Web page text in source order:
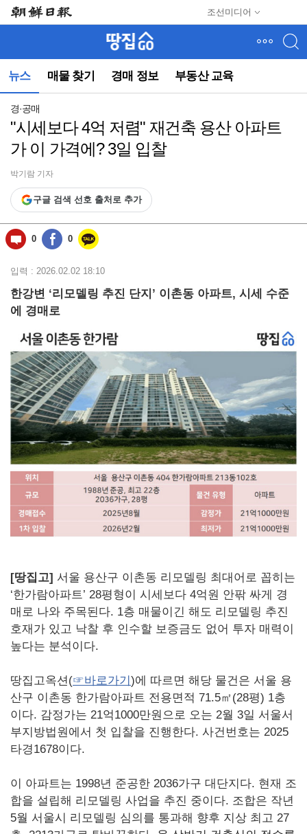
조선미디어
뉴스 매물 찾기 경매 정보 부동산 교육
뉴
(컨
동)
경·공매
"시세보다 4억 저렴" 재건축 용산 아파트
가 이 가격에? 3일 입찰
박기람 기자
구글 검색 선호 출처로 추가
0 0
입력 : 2026.02.02 18:10
한강변 ‘리모델링 추진 단지’ 이촌동 아파트, 시세 수준
에 경매로
[땅집고] 서울 용산구 이촌동 리모델링 최대어로 꼽히는
‘한가람아파트’ 28평형이 시세보다 4억원 안팎 싸게 경
매로 나와 주목된다. 1층 매물이긴 해도 리모델링 추진
호재가 있고 낙찰 후 인수할 보증금도 없어 투자 매력이
높다는 분석이다.
땅집고옥션(☞바로가기)에 따르면 해당 물건은 서울 용
산구 이촌동 한가람아파트 전용면적 71.5㎡(28평) 1층
이다. 감정가는 21억1000만원으로 오는 2월 3일 서울서
부지방법원에서 첫 입찰을 진행한다. 사건번호는 2025
타경1678이다.
이 아파트는 1998년 준공한 2036가구 대단지다. 현재 조
합을 설립해 리모델링 사업을 추진 중이다. 조합은 작년
5월 서울시 리모델링 심의를 통과해 향후 지상 최고 27